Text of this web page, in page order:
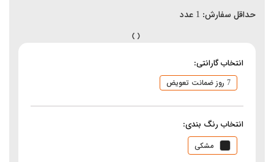
حداقل سفارش: 1 عدد
انتخاب گارانتی:
7 روز ضمانت تعویض
انتخاب رنگ بندی:
مشکی